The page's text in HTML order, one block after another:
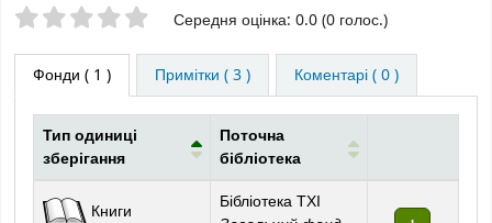
Оцінки зірочкамиСередня оцінка: 0.0 (0 голос.)
Фонди ( 1 ) Примітки ( 3 ) Коментарі ( 0 )
Фонди
Тип одиниці
зберігання
Поточна
бібліотека
Книги Бібліотека ТХІ